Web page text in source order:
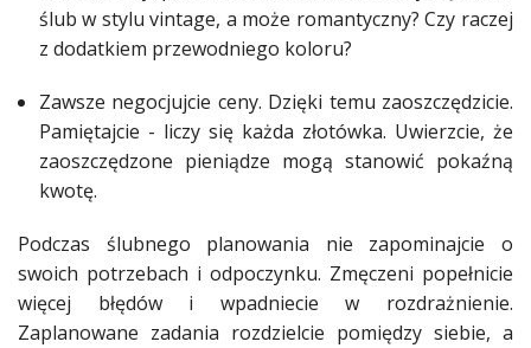
Dodaj
galerię
artykuł
Najlepsze
ślub w stylu vintage, a może romantyczny? Czy raczej
z dodatkiem przewodniego koloru?
Zawsze negocjujcie ceny. Dzięki temu zaoszczędzicie.
Pamiętajcie - liczy się każda złotówka. Uwierzcie, że
zaoszczędzone pieniądze mogą stanowić pokaźną
kwotę.
Podczas ślubnego planowania nie zapominajcie o
swoich potrzebach i odpoczynku. Zmęczeni popełnicie
więcej błędów i wpadniecie w rozdrażnienie.
Zaplanowane zadania rozdzielcie pomiędzy siebie, a